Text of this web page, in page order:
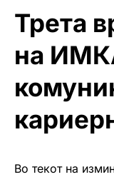
Трета
на
Во текот на